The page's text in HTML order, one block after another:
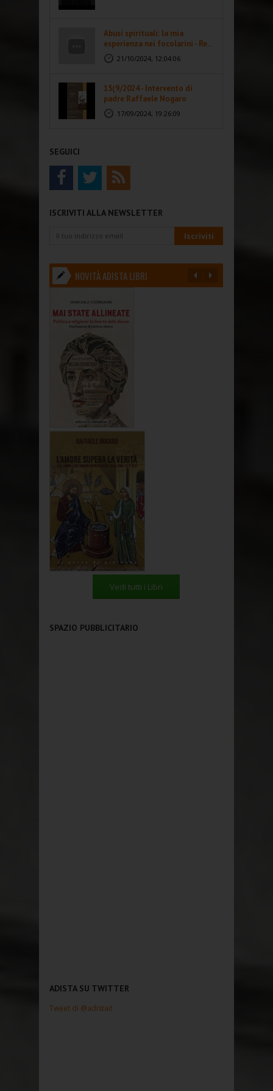
Abusi spirituali: la mia
esperienza nei focolarini - Re...
21/10/2024, 12:04:06
15(9/2024 - Intervento di
padre Raffaele Nogaro
17/09/2024, 19:26:09
SEGUICI
ISCRIVITI ALLA NEWSLETTER
NOVITÀ ADISTA LIBRI
Vedi tutti i Libri
SPAZIO PUBBLICITARIO
ADISTA SU TWITTER
Tweet di @adistait